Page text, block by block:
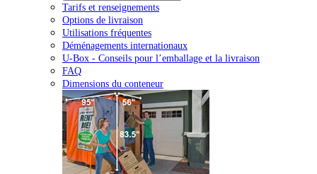
Tarifs et renseignements
Options de livraison
Utilisations fréquentes
Déménagements internationaux
U-Box - Conseils pour l’emballage et la livraison
FAQ
Dimensions du conteneur